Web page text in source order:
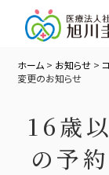
ホーム > お知らせ >
変更のお知らせ
16歳
の予